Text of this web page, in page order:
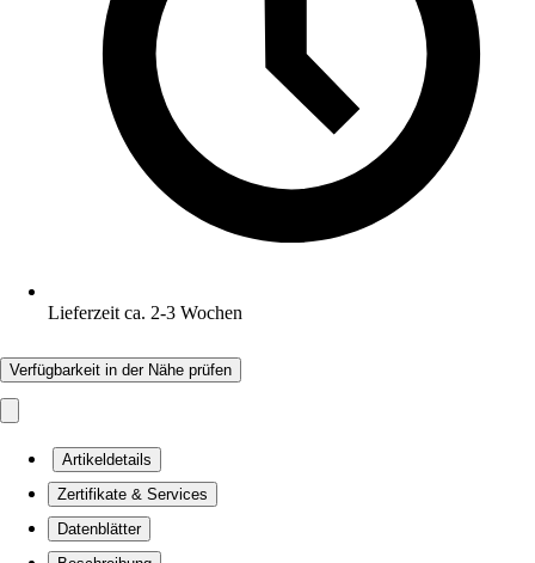
Lieferzeit ca. 2-3 Wochen
Verfügbarkeit in der Nähe prüfen
Artikeldetails
Zertifikate & Services
Datenblätter